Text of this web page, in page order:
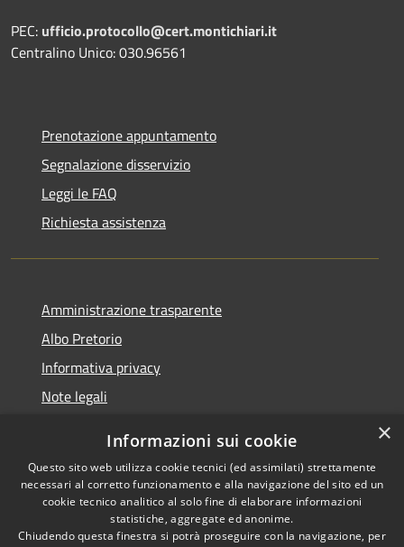
PEC: ufficio.protocollo@cert.montichiari.it
Centralino Unico: 030.96561
Prenotazione appuntamento
Segnalazione disservizio
Leggi le FAQ
Richiesta assistenza
Amministrazione trasparente
Albo Pretorio
Informativa privacy
Note legali
Whisteblowing
×
Informazioni sui cookie
Questo sito web utilizza cookie tecnici (ed assimilati) strettamente
necessari al corretto funzionamento e alla navigazione del sito ed un
cookie tecnico analitico al solo fine di elaborare informazioni
statistiche, aggregate ed anonime.
Chiudendo questa finestra si potrà proseguire con la navigazione, per